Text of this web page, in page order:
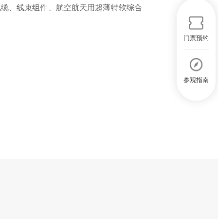
、线束组件、航空航天用超薄特软综合
门票预约
参观指南